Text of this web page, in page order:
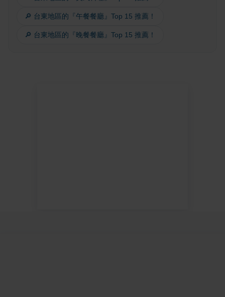
🔎 台東地區的『午餐餐廳』Top 15 推薦！
🔎 台東地區的『晚餐餐廳』Top 15 推薦！